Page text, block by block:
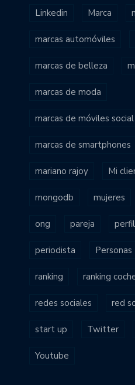
Linkedin Marca
marcas automóviles
marcas de belleza
marcas de moda
marcas de móviles
marcas de smartphones
mariano rajoy Mi
mongodb mujeres
ong pareja
periodista Personas
ranking ranking
redes sociales red
start up Twitter
Youtube